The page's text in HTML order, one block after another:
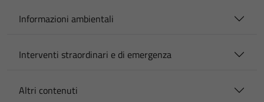
Informazioni ambientali
Interventi straordinari e di emergenza
Altri contenuti